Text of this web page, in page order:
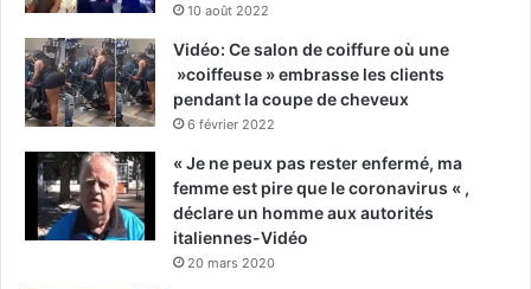
10 août 2022
Vidéo: Ce salon de coiffure où une
»coiffeuse » embrasse les clients
pendant la coupe de cheveux
6 février 2022
« Je ne peux pas rester enfermé, ma
femme est pire que le coronavirus « ,
déclare un homme aux autorités
italiennes-Vidéo
20 mars 2020